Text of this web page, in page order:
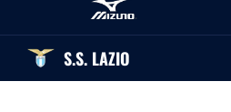
S.S. LAZIO